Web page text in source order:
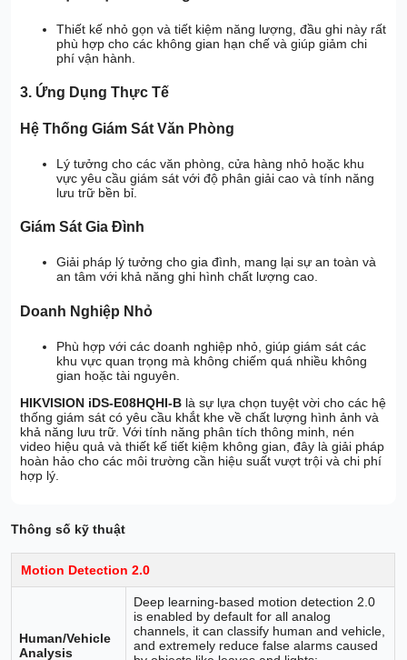
Thiết kế nhỏ gọn và tiết kiệm năng lượng, đầu ghi này rất
phù hợp cho các không gian hạn chế và giúp giảm chi
phí vận hành.
3. Ứng Dụng Thực Tế
Hệ Thống Giám Sát Văn Phòng
Lý tưởng cho các văn phòng, cửa hàng nhỏ hoặc khu
vực yêu cầu giám sát với độ phân giải cao và tính năng
lưu trữ bền bỉ.
Giám Sát Gia Đình
Giải pháp lý tưởng cho gia đình, mang lại sự an toàn và
an tâm với khả năng ghi hình chất lượng cao.
Doanh Nghiệp Nhỏ
Phù hợp với các doanh nghiệp nhỏ, giúp giám sát các
khu vực quan trọng mà không chiếm quá nhiều không
gian hoặc tài nguyên.
HIKVISION iDS-E08HQHI-B là sự lựa chọn tuyệt vời cho các hệ
thống giám sát có yêu cầu khắt khe về chất lượng hình ảnh và
khả năng lưu trữ. Với tính năng phân tích thông minh, nén
video hiệu quả và thiết kế tiết kiệm không gian, đây là giải pháp
hoàn hảo cho các môi trường cần hiệu suất vượt trội và chi phí
hợp lý.
Thông số kỹ thuật
Motion Detection 2.0
Human/Vehicle
Analysis
Deep learning-based motion detection 2.0
is enabled by default for all analog
channels, it can classify human and vehicle,
and extremely reduce false alarms caused